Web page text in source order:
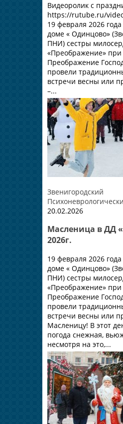
Видеоролик с
https://rutube.ru/
19 февраля 2026
доме « Одинцово»
ПНИ) сестры
«Преображение»
Преображение
провели
встречи весны или
–...
Звенигородский
20.02.2026
Масленица в ДД
2026г.
19 февраля 2026
доме « Одинцово»
ПНИ) сестры
«Преображение»
Преображение
провели
встречи весны или
Масленицу! В этот
погода снежная,
несмотря на это,...